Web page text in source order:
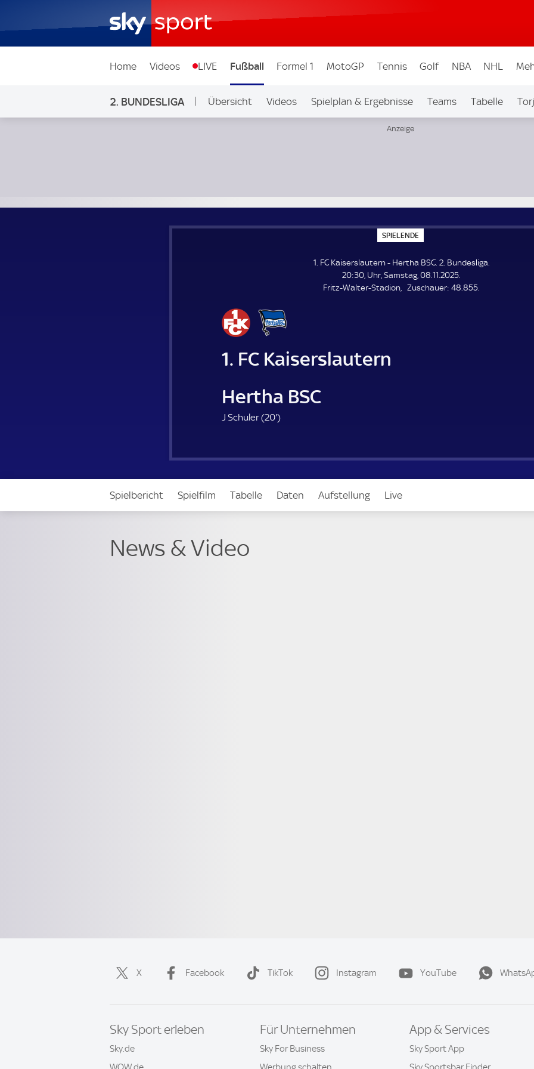
Home Videos LIVE Fußball Formel 1 MotoGP Tennis Golf NBA NHL
2. BUNDESLIGA Übersicht Videos Spielplan & Ergebnisse Teams Tabelle
SPIELENDE
P
E
L
E
N
1. FC Kaiserslautern - Hertha BSC. 2. Bundesliga.
20:30, Uhr, Samstag, 08.11.2025.
Fritz-Walter-Stadion
Zuschauer: Z
48.855.
1. FC Kaiserslautern
Hertha BSC
J Schuler (20'2
m
n
u
)
Spielbericht Spielfilm Tabelle Daten Aufstellung Live
News & Video
X Facebook TikTok Instagram YouTube
Sky Sport erleben
Sky.de
Für Unternehmen
Sky For Business
App & Services
Sky Sport App